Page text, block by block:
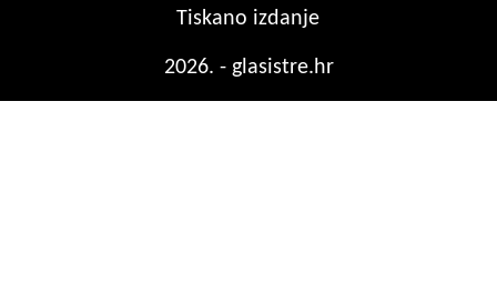
Tiskano izdanje
2026. - glasistre.hr